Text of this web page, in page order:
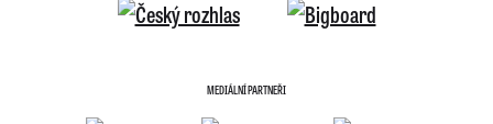
MEDIÁLNÍ PARTNEŘI